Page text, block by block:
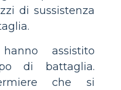
di sussistenza
assistito
di battaglia.
che si